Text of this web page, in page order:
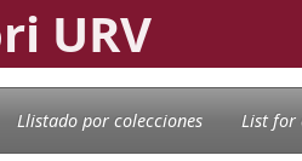
URV
Llistado por colecciones List for